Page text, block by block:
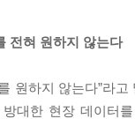
전혀 원하지 않는다
원하지 않는다”라
대한 현장 데이터